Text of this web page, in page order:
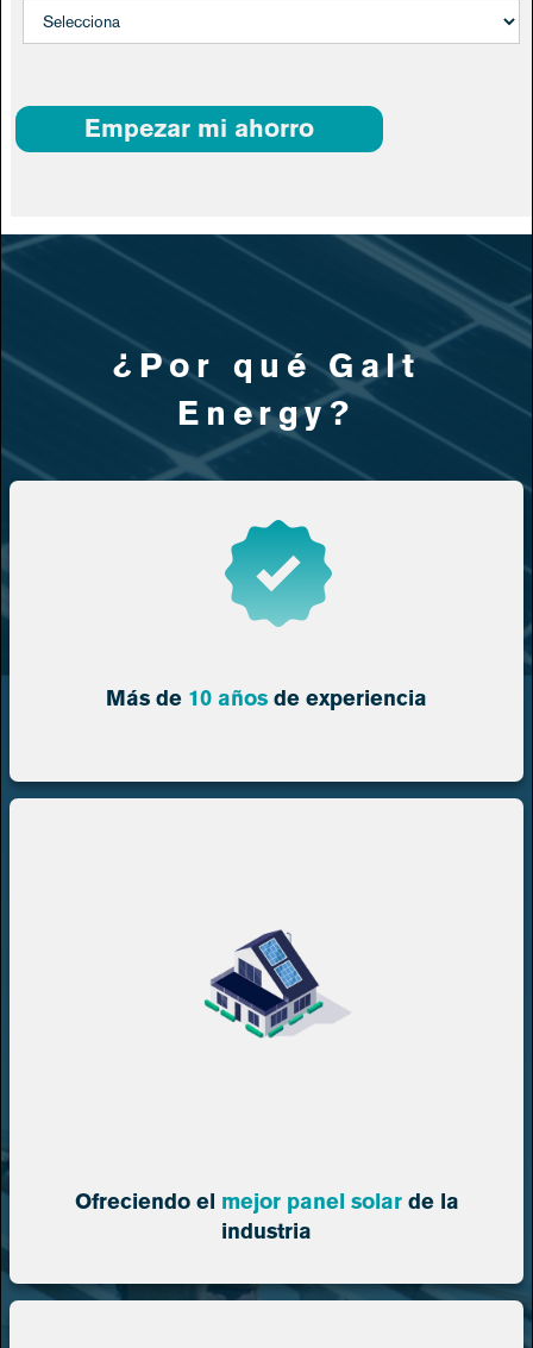
¿Por qué Galt
Energy?
Más de 10 años de experiencia
Ofreciendo el mejor panel solar de la
industria